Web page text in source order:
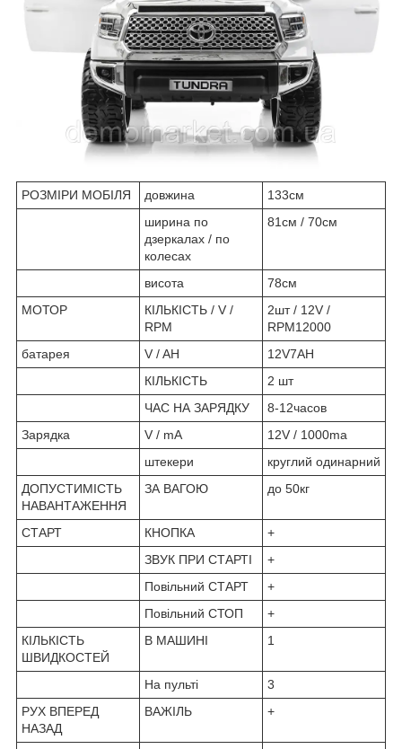
РОЗМІРИ МОБІЛЯ довжина
133см
ширина по
дзеркалах / по
колесах
81см / 70см
висота
78см
МОТОР
КІЛЬКІСТЬ / V /
RPM
2шт / 12V /
RPM12000
батарея
V / AH
12V7AH
КІЛЬКІСТЬ
2 шт
ЧАС НА ЗАРЯДКУ
8-12часов
Зарядка
V / mA
12V / 1000ma
штекери
круглий одинарний
ДОПУСТИМІСТЬ
НАВАНТАЖЕННЯ
ЗА ВАГОЮ до 50кг
СТАРТ КНОПКА
+
ЗВУК ПРИ СТАРТІ
+
Повільний СТАРТ
+
Повільний СТОП
+
КІЛЬКІСТЬ
ШВИДКОСТЕЙ
В МАШИНІ 1
На пульті
3
РУХ ВПЕРЕД
НАЗАД
ВАЖІЛЬ +